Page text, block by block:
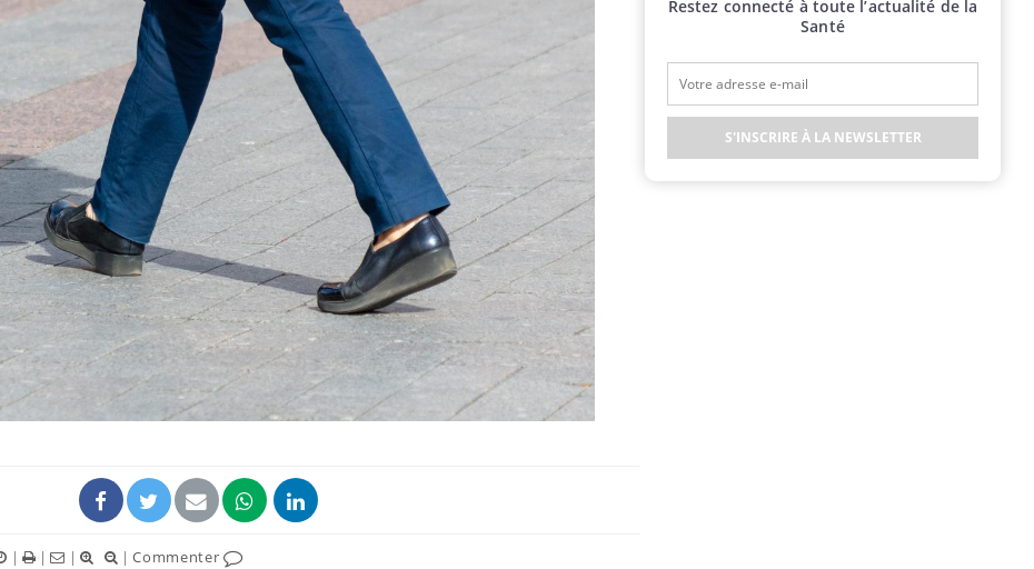
| | | |Commenter
Facebook Twitter Instagram
Restez connecté à toute l’actualité de la
Santé
S'INSCRIRE À LA NEWSLETTER